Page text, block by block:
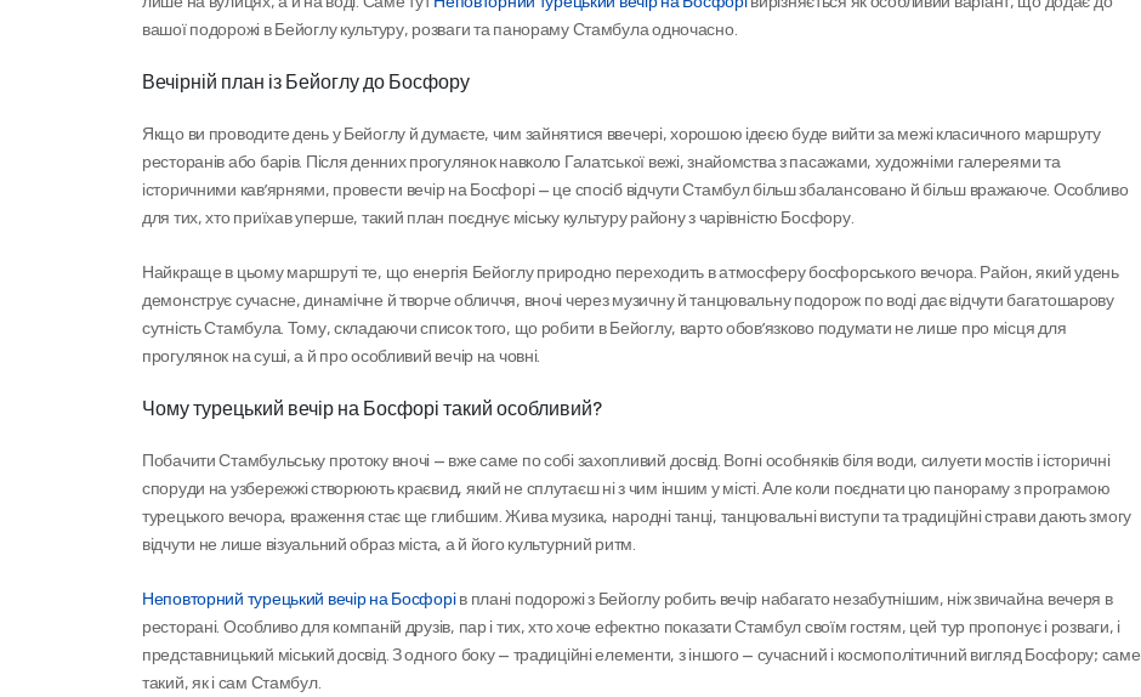
вашої подорожі в Бейоглу культуру, розваги та панораму Стамбула одночасно.
Вечірній план із Бейоглу до Босфору
Якщо ви проводите день у Бейоглу й думаєте, чим зайнятися ввечері, хорошою ідеєю буде вийти за межі класичного маршруту
ресторанів або барів. Після денних прогулянок навколо Галатської вежі, знайомства з пасажами, художніми галереями та
історичними кав’ярнями, провести вечір на Босфорі — це спосіб відчути Стамбул більш збалансовано й більш вражаюче. Особливо
для тих, хто приїхав уперше, такий план поєднує міську культуру району з чарівністю Босфору.
Найкраще в цьому маршруті те, що енергія Бейоглу природно переходить в атмосферу босфорського вечора. Район, який удень
демонструє сучасне, динамічне й творче обличчя, вночі через музичну й танцювальну подорож по воді дає відчути багатошарову
сутність Стамбула. Тому, складаючи список того, що робити в Бейоглу, варто обов’язково подумати не лише про місця для
прогулянок на суші, а й про особливий вечір на човні.
Чому турецький вечір на Босфорі такий особливий?
Побачити Стамбульську протоку вночі — вже саме по собі захопливий досвід. Вогні особняків біля води, силуети мостів і історичні
споруди на узбережжі створюють краєвид, який не сплутаєш ні з чим іншим у місті. Але коли поєднати цю панораму з програмою
турецького вечора, враження стає ще глибшим. Жива музика, народні танці, танцювальні виступи та традиційні страви дають змогу
відчути не лише візуальний образ міста, а й його культурний ритм.
Неповторний турецький вечір на Босфорі в плані подорожі з Бейоглу робить вечір набагато незабутнішим, ніж звичайна вечеря в
ресторані. Особливо для компаній друзів, пар і тих, хто хоче ефектно показати Стамбул своїм гостям, цей тур пропонує і розваги, і
представницький міський досвід. З одного боку — традиційні елементи, з іншого — сучасний і космополітичний вигляд Босфору; саме
такий, як і сам Стамбул.